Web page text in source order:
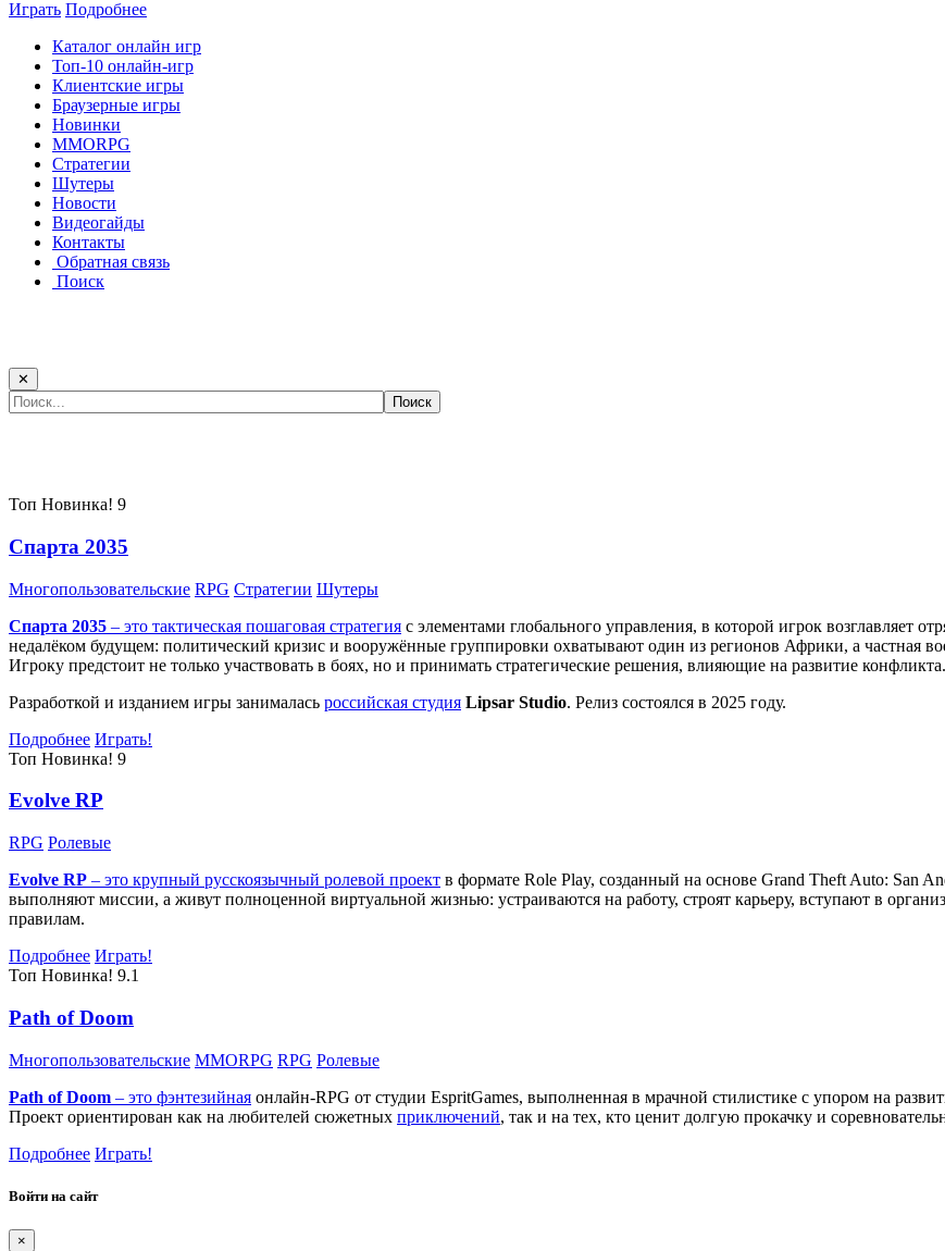
Играть Подробнее
Каталог онлайн игр
Топ-10 онлайн-игр
Клиентские игры
Браузерные игры
Новинки
MMORPG
Стратегии
Шутеры
Новости
Видеогайды
Контакты
Обратная связь
Поиск
✕
Топ Новинка! 9
Спарта 2035
Многопользовательские RPG Стратегии Шутеры
Спарта 2035 – это тактическая пошаговая стратегия с элементами глобального управления, в которой игрок возглавляет
недалёком будущем: политический кризис и вооружённые группировки охватывают один из регионов Африки, а частная
Игроку предстоит не только участвовать в боях, но и принимать стратегические решения, влияющие на развитие конфликта.
Разработкой и изданием игры занималась российская студия Lipsar Studio. Релиз состоялся в 2025 году.
Подробнее Играть!
Топ Новинка! 9
Evolve RP
RPG Ролевые
Evolve RP – это крупный русскоязычный ролевой проект в формате Role Play, созданный на основе Grand Theft Auto: San
выполняют миссии, а живут полноценной виртуальной жизнью: устраиваются на работу, строят карьеру, вступают в
правилам.
Подробнее Играть!
Топ Новинка! 9.1
Path of Doom
Многопользовательские MMORPG RPG Ролевые
Path of Doom – это фэнтезийная онлайн-RPG от студии EspritGames, выполненная в мрачной стилистике с упором на
Проект ориентирован как на любителей сюжетных приключений, так и на тех, кто ценит долгую прокачку и
Подробнее Играть!
Войти на сайт
×